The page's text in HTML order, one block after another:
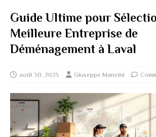
Guide Ultime pour
Meilleure Entreprise de
Déménagement à Laval
août 30, 2025 Giuseppe Mancini